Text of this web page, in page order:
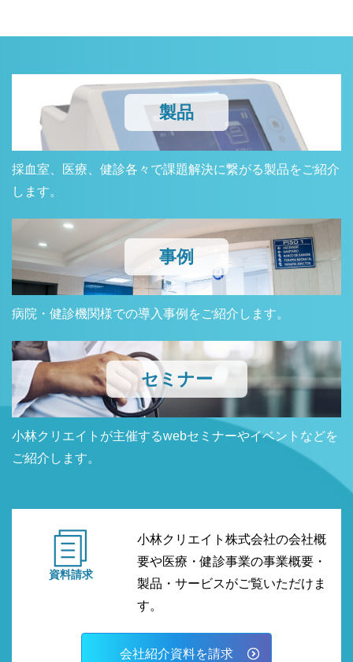
製品
採血室、医療、健診各々で課題解決に繋がる製品をご紹介
します。
事例
病院・健診機関様での導入事例をご紹介します。
セミナー
小林クリエイトが主催するwebセミナーやイベントなどを
ご紹介します。
資料請求
小林クリエイト株式会社の会社概
要や医療・健診事業の事業概要・
製品・サービスがご覧いただけま
す。
会社紹介資料を請求